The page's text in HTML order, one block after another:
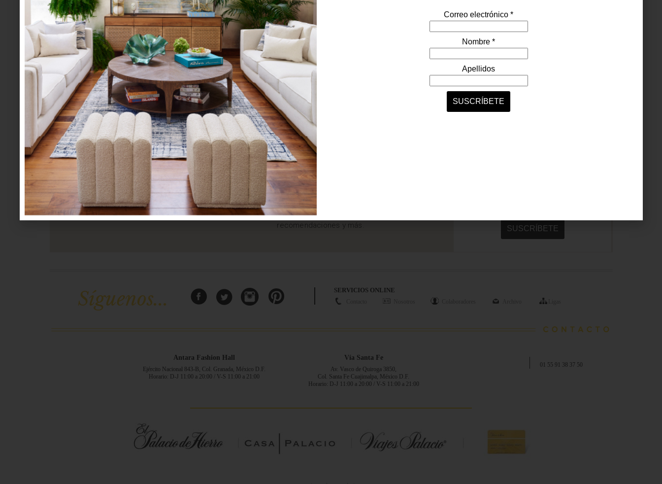
mesa y cocina
august 05 2026
¿BUSCAS MÁS
INSPIRACIÓN?
Suscríbete y recibe tips, promociones, ideas, tendencias,
recomendaciones y más.
Síguenos... SERVICIOS ONLINE
Antara Fashion Hall
Ejército Nacional 843-B, Col. Granada, México D.F.
Horario: D-J 11:00 a 20:00 / V-S 11:00 a 21:00
Vía Santa Fe
Av. Vasco de Quiroga 3850,
Col. Santa Fe Cuajimalpa, México D.F.
Horario: D-J 11:00 a 20:00 / V-S 11:00 a 21:00
01 55 91 38 37 50